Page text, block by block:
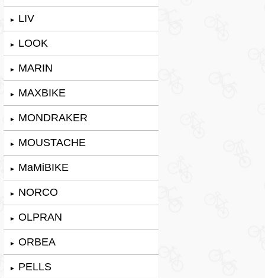
► LIV
► LOOK
► MARIN
► MAXBIKE
► MONDRAKER
► MOUSTACHE
► MaMiBIKE
► NORCO
► OLPRAN
► ORBEA
► PELLS